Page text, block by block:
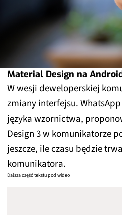
Material Design na
W wesji deweloperskiej
zmiany interfejsu.
języka wzornictwa,
Design 3 w komunikatorze
jeszcze, ile czasu będzie
komunikatora.
Dalsza część tekstu pod wideo